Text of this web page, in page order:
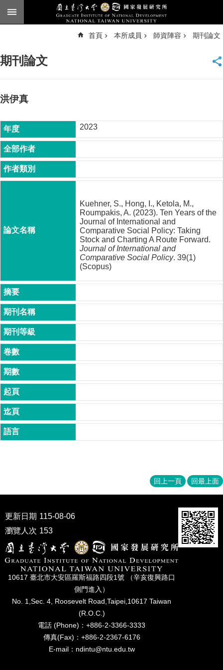
跳到主要內容區塊
臺
頁
公
告
本
所
簡
成
班
碩
士
班
在
職
專
班
學
術
研
究
國
刊
口
試
專
區
所
會
首頁 本所成員 師資陣容 期刊論文
期刊論文
洪伊真
2023
Kuehner, S., Hong, I., Ketola, M.,
Roumpakis, A. (2023). Ten Years of the
Journal of International and
Comparative Social Policy: Taking
Stock and Charting A Route Forward.
Journal of International and
Comparative Social Policy. 39(1)
(Scopus)
回上一頁 回最上面
更新日期 115-08-06
瀏覽人次 153
10617 臺北市⼤安區羅斯福路四段1號 （辛亥復興路⼝
側⾨進入）
No. 1,Sec. 4, Roosevelt Road,Taipei,10617 Taiwan
(R.O.C.)
電話 (Phone)：+886-2-3366-3333
傳真(Fax)：+886-2-2367-6176
E-mail：ndintu@ntu.edu.tw